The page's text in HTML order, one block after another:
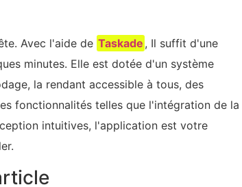
Avec l'aide de Taskade , Il suffit d'une
minutes. Elle est dotée d'un système
la rendant accessible à tous, des
fonctionnalités telles que l'intégration de la
intuitives, l'application est votre